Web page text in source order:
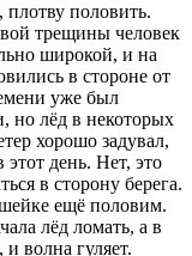
половить.
трещины человек
широкой, и на
в стороне от
уже был
но лёд в некоторых
хорошо задувал,
день. Нет, это
в сторону берега.
ещё половим.
лёд ломать, а в
волна гуляет.